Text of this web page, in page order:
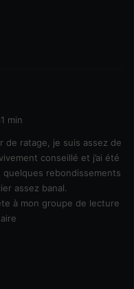
min
de ratage, je suis assez de
conseillé et j’ai été
quelques rebondissements
assez banal.
à mon groupe de lecture